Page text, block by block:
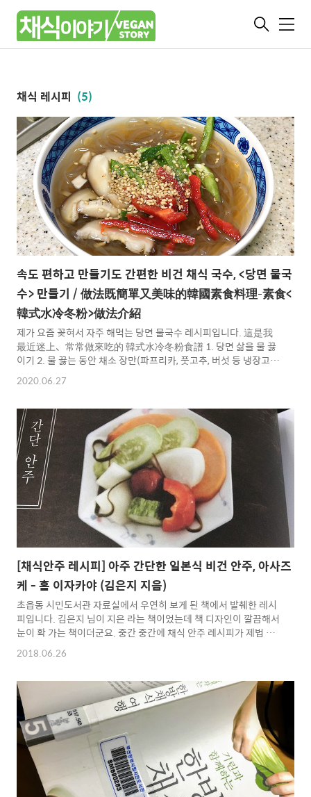
메
채식 레시피 (5)
속도 편하고 만들기도 간편한 비건 채식 국수, <당면 물국
수> 만들기 / 做法既簡單又美味的韓國素食料理–素食<
韓式水冷冬粉>做法介紹
제가 요즘 꽂혀서 자주 해먹는 당면 물국수 레시피입니다. 這是我
最近迷上、常常做來吃的 韓式水冷冬粉食譜 1. 당면 삶을 물 끓
이기 2. 물 끓는 동안 채소 장만(파프리카, 풋고추, 버섯 등 냉장고
있는 거 아무거나) 3. 끓는 물에 당면 삶기 4. 삶은 당면을 찬물에 헹
궈서 망에 받쳐 놓기 5. 채수 끓이기(버섯, 간장, 채식 조미료 등 취
라놓은 채소와 깨로 고명 올리기 1. 將川燙冬粉的水煮開 2. 等待
水煮開的同時，準備蔬菜(如甜椒、青辣椒、香菇等等冰箱中
有的蔬菜皆可) 3. 待水滾後，將韓式冬粉放入鍋中川燙 4. 韓式
冬粉川燙後，將冬粉放入冰水當中冰鎮，再用網子撈起 5. 將
剛剛備好的蔬菜放入鍋中熬製高湯(依個人洗好放入香菇、醬
油、素食調味料等調製即可) 6. 在..
2020.06.27
[채식안주 레시피] 아주 간단한 일본식 비건 안주, 아사즈
케 - 홈 이자카야 (김은지 지음)
초읍동 시민도서관 자료실에서 우연히 보게 된 책에서 발췌한 레시
피입니다. 김은지 님이 지은 라는 책이었는데 책 디자인이 깔끔해서
눈이 확 가는 책이더군요. 중간 중간에 채식 안주 레시피가 제법 있
을 것 같아요. 다음엔 정식으로 빌려서 한번 읽어 보고 싶은 책. 간단
안주 만드는 법 재료오이 1/3개, 양파 1/2개, 파프리카 1/2, 당근
큰술, 설탕 1/2 작은술, 소금 약간 1. 오이와 당근은 둥근 단면이 나
오도록 1cm 두께로 어슷하게 썰고, 양파와 파프리카는 사각 모양이
나오도록 썬다.2. 썰어 놓은 채소를 비닐에 담고 굵은 소금 1큰술을
넣어 조물조물 주무른다.3. 20분 뒤 채소에서 나온 물기를 빼낸
다.4. 냄비에 절임..
2018.06.26